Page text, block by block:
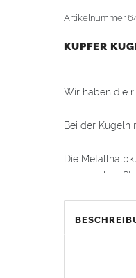
Artikelnummer
KUPFER
Wir haben die
Bei der Kugeln
Die
an manchen
Alle
oder alternativ